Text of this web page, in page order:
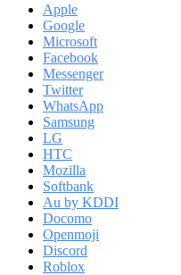
Apple
Google
Microsoft
Facebook
Messenger
Twitter
WhatsApp
Samsung
LG
HTC
Mozilla
Softbank
Au by KDDI
Docomo
Openmoji
Discord
Roblox